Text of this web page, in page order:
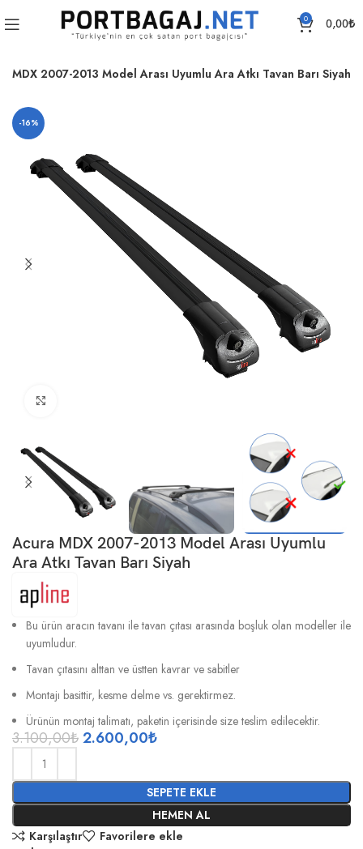
0 0,00₺
MDX 2007-2013 Model Arası Uyumlu Ara Atkı Tavan Barı Siyah
-16%
Acura MDX 2007-2013 Model Arası Uyumlu
Ara Atkı Tavan Barı Siyah
Bu ürün aracın tavanı ile tavan çıtası arasında boşluk olan modeller ile
uyumludur.
Tavan çıtasını alttan ve üstten kavrar ve sabitler
Montajı basittir, kesme delme vs. gerektirmez.
Ürünün montaj talimatı, paketin içerisinde size teslim edilecektir.
3.100,00₺2.600,00₺
SEPETE EKLE
HEMEN AL
Karşılaştır
Favorilere ekle